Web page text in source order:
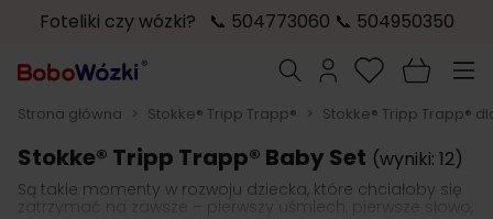
Foteliki czy wózki? 📞 504773060 📞 504950350
Szukaj
Strona główna > Stokke® Tripp Trapp® > Stokke® Tripp Trapp®
Stokke® Tripp Trapp® Baby Set (wyniki: 12)
Są takie momenty w rozwoju dziecka, które chciałoby się
zatrzymać na zawsze – pierwszy uśmiech, pierwsze słowo,